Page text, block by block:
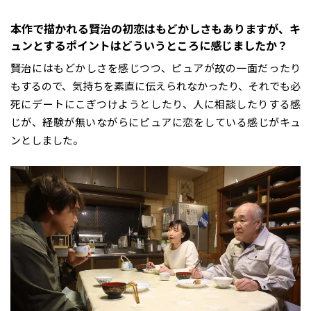
――本作で描かれる賢治の初恋はもどかしさもありますが、キ
ュンとするポイントはどういうところに感じましたか？
賢治にはもどかしさを感じつつ、ピュアが故の一面だったり
もするので、気持ちを素直に伝えられなかったり、それでも必
死にデートにこぎつけようとしたり、人に相談したりする感
じが、経験が無いながらにピュアに恋をしている感じがキュ
ンとしました。